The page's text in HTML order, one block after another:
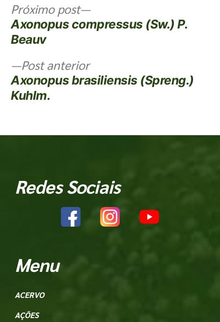
Post anterior
Axonopus brasiliensis (Spreng.)
Kuhlm.
Próximo post
Axonopus compressus (Sw.) P.
Beauv
Redes Sociais
Menu
ACERVO
AÇÕES